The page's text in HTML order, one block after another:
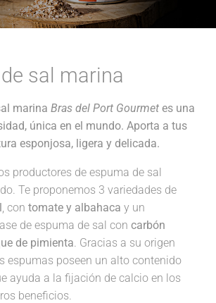
sal marina
marina Bras del Port Gourmet es una
única en el mundo. Aporta a tus
esponjosa, ligera y delicada.
productores de espuma de sal
Te proponemos 3 variedades de
, con tomate y albahaca y un
de espuma de sal con carbón
de pimienta. Gracias a su origen
espumas poseen un alto contenido
ayuda a la fijación de calcio en los
beneficios.